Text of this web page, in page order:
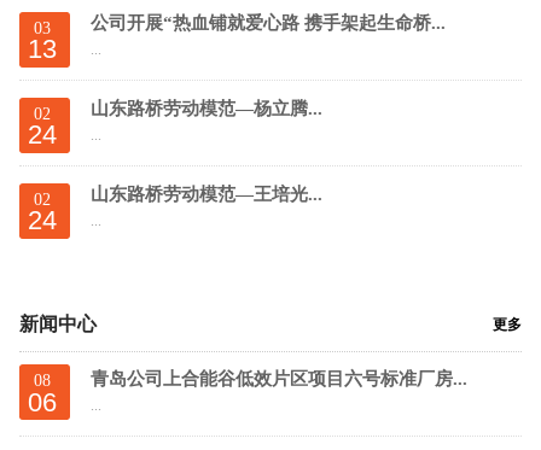
03
13
公司开展“热血铺就爱心路 携手架起生命桥...
02
24
山东路桥劳动模范—杨立腾...
...
02
24
山东路桥劳动模范—王培光...
...
新闻中心 更多
08
06
青岛公司上合能谷低效片区项目六号标准厂房...
...